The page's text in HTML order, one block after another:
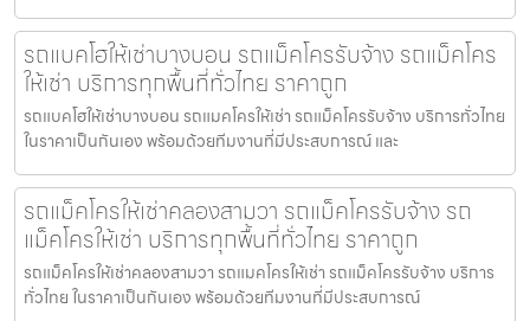
รถแบคโฮให้เช่าบางบอน รถแม็คโครรับจ้าง รถแม็คโคร
ให้เช่า บริการทุกพื้นที่ทั่วไทย ราคาถูก
รถแบคโฮให้เช่าบางบอน รถแมคโครให้เช่า รถแม็คโครรับจ้าง บริการทั่วไทย
ในราคาเป็นกันเอง พร้อมด้วยทีมงานที่มีประสบการณ์ และ
รถแม็คโครให้เช่าคลองสามวา รถแม็คโครรับจ้าง รถ
แม็คโครให้เช่า บริการทุกพื้นที่ทั่วไทย ราคาถูก
รถแม็คโครให้เช่าคลองสามวา รถแมคโครให้เช่า รถแม็คโครรับจ้าง บริการ
ทั่วไทย ในราคาเป็นกันเอง พร้อมด้วยทีมงานที่มีประสบการณ์